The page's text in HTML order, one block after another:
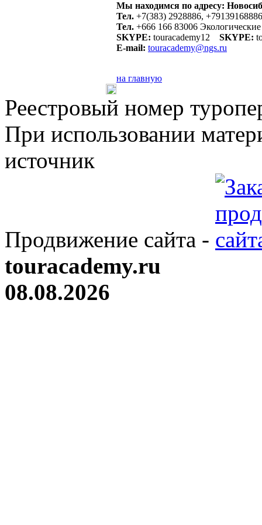
Мы находимся по адресу:
Тел. +7(383) 2928886,
Тел. +666 166 83006
SKYPE: touracademy12 SKYPE:
E-mail: touracademy@ngs.ru
на главную
Реестровый номер
При использовании
источник
Продвижение сайта -
touracademy.ru
08.08.2026